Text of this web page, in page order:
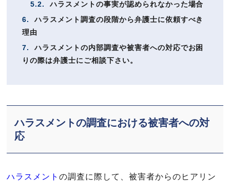
5.2.
ハラスメントの事実が認められなかった場合
6.
ハラスメント調査の段階から弁護士に依頼すべき
理由
7.
ハラスメントの内部調査や被害者への対応でお困
りの際は弁護士にご相談下さい。
ハラスメントの調査における被害者への対
応
ハラスメントの調査に際して、被害者からのヒアリン